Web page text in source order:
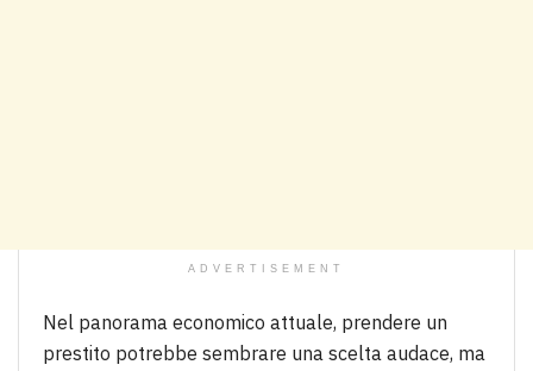
ADVERTISEMENT
Nel panorama economico attuale, prendere un
prestito potrebbe sembrare una scelta audace, ma